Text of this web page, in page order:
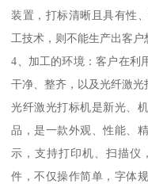
装置，打标清晰且具有性
工技术，则不能生产出客户
4、加工的环境：客户在利
干净、整齐，以及光纤激光
光纤激光打标机是新光、
品，是一款外观、性能、
示，支持打印机、扫描仪
件，不仅操作简单，字体